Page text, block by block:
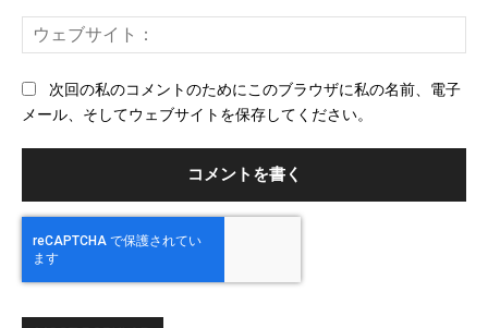
ー
ェ
次回の私のコメントのためにこのブラウザに私の名前、電子
メール、そしてウェブサイトを保存してください。